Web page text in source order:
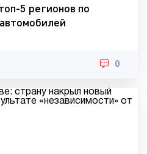
5 регионов по
0